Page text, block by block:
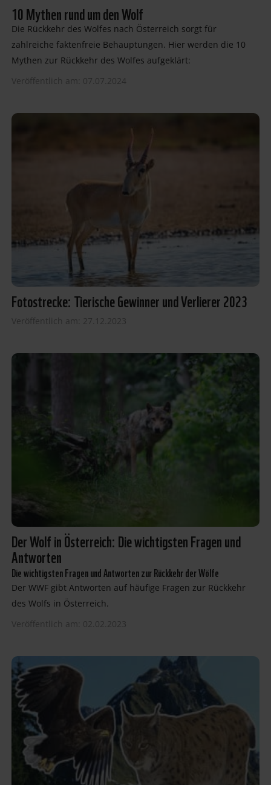
10 Mythen rund um den Wolf
Die Rückkehr des Wolfes nach Österreich sorgt für
zahlreiche faktenfreie Behauptungen. Hier werden die 10
Mythen zur Rückkehr des Wolfes aufgeklärt:
Veröffentlich am: 07.07.2024
Fotostrecke: Tierische Gewinner und Verlierer 2023
Veröffentlich am: 27.12.2023
Der Wolf in Österreich: Die wichtigsten Fragen und
Antworten
Die wichtigsten Fragen und Antworten zur Rückkehr der Wölfe
Der WWF gibt Antworten auf häufige Fragen zur Rückkehr
des Wolfs in Österreich.
Veröffentlich am: 02.02.2023